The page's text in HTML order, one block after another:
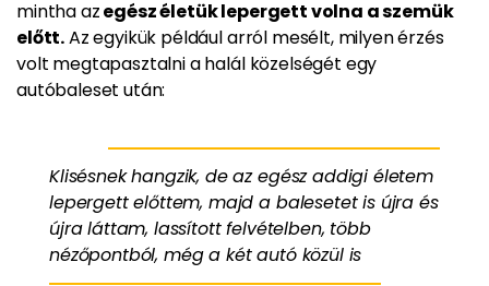
mintha azegész életük lepergett volna a szemük
előtt.Az egyikük például arról mesélt, milyen érzés
volt megtapasztalni a halál közelségét egy
autóbaleset után:
Klisésnek hangzik, de az egész addigi életem
lepergett előttem, majd a balesetet is újra és
újra láttam, lassított felvételben, több
nézőpontból, még a két autó közül is